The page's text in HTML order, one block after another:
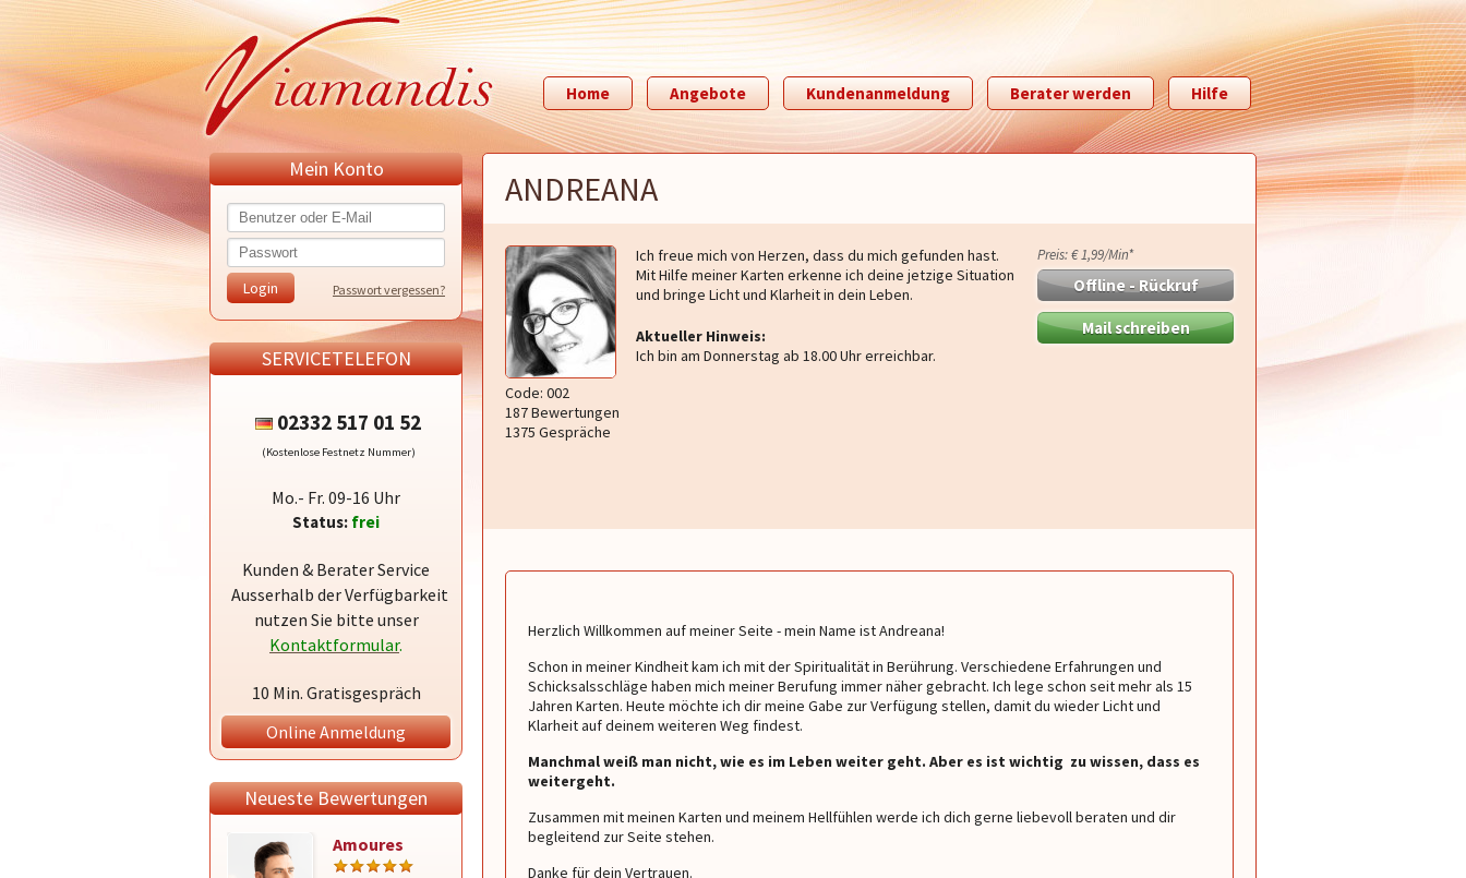
Home Angebote Kundenanmeldung Berater werden Hilfe
Mein Konto
Passwort vergessen?
SERVICETELEFON
02332 517 01 52
(Kostenlose Festnetz Nummer)
Mo.- Fr. 09-16 Uhr
Status: frei
Kunden & Berater Service
Ausserhalb der Verfügbarkeit
nutzen Sie bitte unser
Kontaktformular.
10 Min. Gratisgespräch
Online Anmeldung
Neueste Bewertungen
Amoures Sonita
ANDREANA
Preis: € 1,99/Min*
Offline - Rückruf
Mail schreiben
Code: 002
187 Bewertungen
1375 Gespräche
Ich freue mich von Herzen, dass du mich gefunden hast.
Mit Hilfe meiner Karten erkenne ich deine jetzige Situation
und bringe Licht und Klarheit in dein Leben.
Aktueller Hinweis:
Ich bin am Donnerstag ab 18.00 Uhr erreichbar.
Herzlich Willkommen auf meiner Seite - mein Name ist Andreana!
Schon in meiner Kindheit kam ich mit der Spiritualität in Berührung. Verschiedene Erfahrungen und
Schicksalsschläge haben mich meiner Berufung immer näher gebracht. Ich lege schon seit mehr als 15
Jahren Karten. Heute möchte ich dir meine Gabe zur Verfügung stellen, damit du wieder Licht und
Klarheit auf deinem weiteren Weg findest.
Manchmal weiß man nicht, wie es im Leben weiter geht. Aber es ist wichtig zu wissen, dass es
weitergeht.
Zusammen mit meinen Karten und meinem Hellfühlen werde ich dich gerne liebevoll beraten und dir
begleitend zur Seite stehen.
Danke für dein Vertrauen.